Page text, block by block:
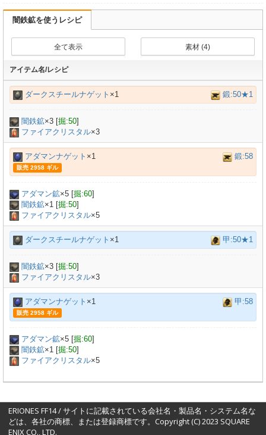
闇鉄鉱を使うレシピ
全て表示 素材 (4)
アイテム名/レシピ
ダークスチールナゲット ×1 鍛:50★1
闇鉄鉱×3 [掘:50]
ファイアクリスタル×3
アダマンナゲット ×1 鍛:58
販売 2958 ギル
アダマン鉱×5 [掘:60]
闇鉄鉱×1 [掘:50]
ファイアクリスタル×5
ダークスチールナゲット ×1 甲:50★1
闇鉄鉱×3 [掘:50]
ファイアクリスタル×3
アダマンナゲット ×1 甲:58
販売 2958 ギル
アダマン鉱×5 [掘:60]
闇鉄鉱×1 [掘:50]
ファイアクリスタル×5
ERIONES FF14 / サイトに記載されている会社名・製品名・システム名な
どは、各社の商標、または登録商標です。Copyright (C) 2023 SQUARE
ENIX CO., LTD.